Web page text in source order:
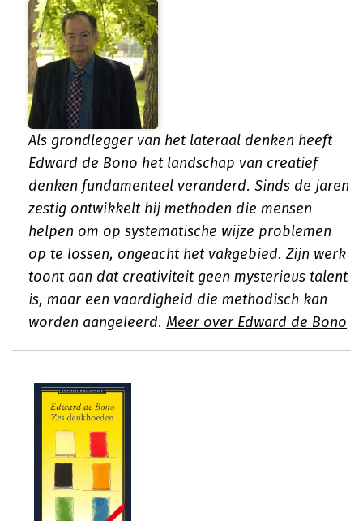
Als grondlegger van het lateraal denken heeft
Edward de Bono het landschap van creatief
denken fundamenteel veranderd. Sinds de jaren
zestig ontwikkelt hij methoden die mensen
helpen om op systematische wijze problemen
op te lossen, ongeacht het vakgebied. Zijn werk
toont aan dat creativiteit geen mysterieus talent
is, maar een vaardigheid die methodisch kan
worden aangeleerd. Meer over Edward de Bono